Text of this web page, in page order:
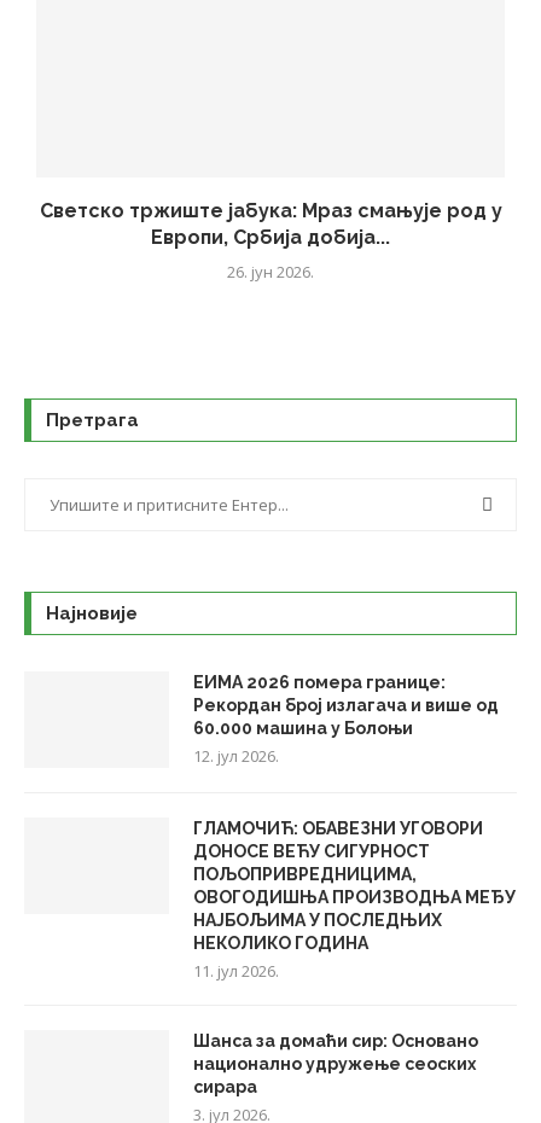
Светско тржиште јабука: Мраз смањује род у
Европи, Србија добија...
26. јун 2026.
Претрага
Најновије
ЕИМА 2026 помера границе:
Рекордан број излагача и више од
60.000 машина у Болоњи
12. јул 2026.
ГЛАМОЧИЋ: ОБАВЕЗНИ УГОВОРИ
ДОНОСЕ ВЕЋУ СИГУРНОСТ
ПОЉОПРИВРЕДНИЦИМА,
ОВОГОДИШЊА ПРОИЗВОДЊА МЕЂУ
НАЈБОЉИМА У ПОСЛЕДЊИХ
НЕКОЛИКО ГОДИНА
11. јул 2026.
Шанса за домаћи сир: Основано
национално удружење сеоских
сирара
3. јул 2026.